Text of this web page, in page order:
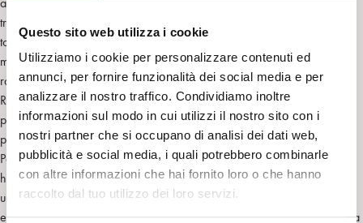
Questo sito web utilizza i cookie
Utilizziamo i cookie per personalizzare contenuti ed
annunci, per fornire funzionalità dei social media e per
analizzare il nostro traffico. Condividiamo inoltre
informazioni sul modo in cui utilizzi il nostro sito con i
nostri partner che si occupano di analisi dei dati web,
pubblicità e social media, i quali potrebbero combinarle
con altre informazioni che hai fornito loro o che hanno
raccolto dal tuo utilizzo dei loro servizi.
trattamenti, tra cui la terapia cognitivo comportamentale. ” ora di
tornare sul lettino?” si chiede il Guardian. “Negli ultimi decenni, nel
mondo occidentale la terapia cognitivo comportamentale è sembrata
rappresentare la soluzione per ogni disturbo psichico- spiega Pietro
Roberto Goisis,psicanalista della Spi(Società
psicoanalitica italiana)- la psiconalisi, anche per responsabilità dei suoi
protagonisti, è sembrata ‘fuori moda’.
Poi, alcune novità tecniche e nuove disponibilità al confronto scientifico,
hanno progressivamente fornito nuove evidenze, confermando così
un’antica intuizione di Freud e Balint, secondo i quali una cura può
essere efficace se è capace di indagare i piani più profondi della nostra